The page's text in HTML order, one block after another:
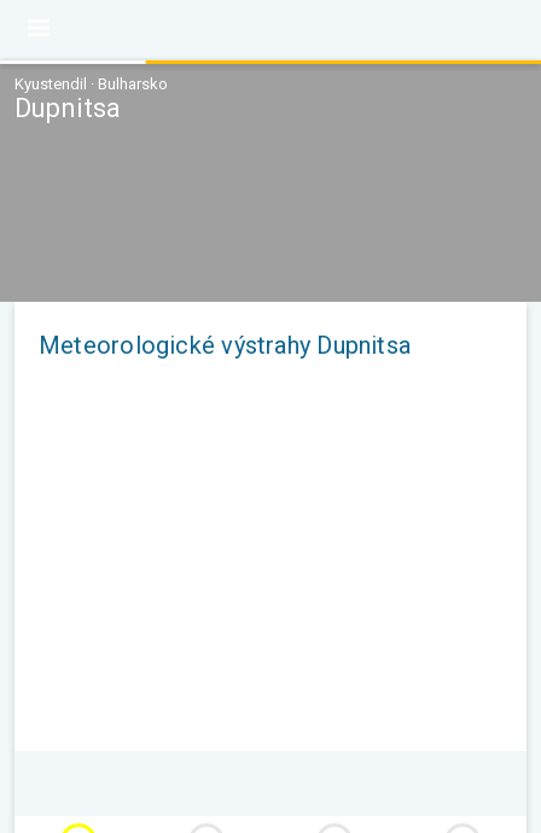
Kyustendil · Bulharsko
Dupnitsa
Meteorologické výstrahy Dupnitsa